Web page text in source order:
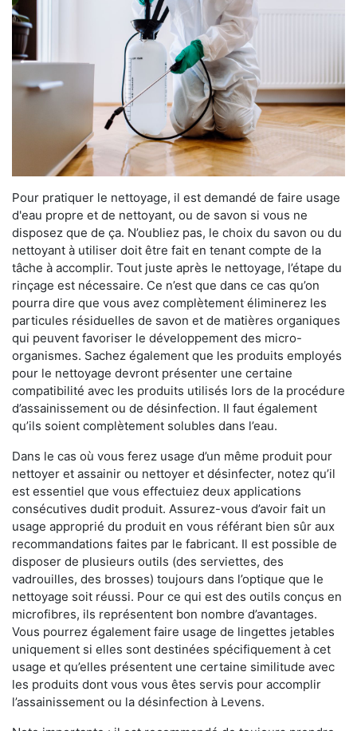
Pour pratiquer le nettoyage, il est demandé de faire usage
d'eau propre et de nettoyant, ou de savon si vous ne
disposez que de ça. N’oubliez pas, le choix du savon ou du
nettoyant à utiliser doit être fait en tenant compte de la
tâche à accomplir. Tout juste après le nettoyage, l’étape du
rinçage est nécessaire. Ce n’est que dans ce cas qu’on
pourra dire que vous avez complètement éliminerez les
particules résiduelles de savon et de matières organiques
qui peuvent favoriser le développement des micro-
organismes. Sachez également que les produits employés
pour le nettoyage devront présenter une certaine
compatibilité avec les produits utilisés lors de la procédure
d’assainissement ou de désinfection. Il faut également
qu’ils soient complètement solubles dans l’eau.
Dans le cas où vous ferez usage d’un même produit pour
nettoyer et assainir ou nettoyer et désinfecter, notez qu’il
est essentiel que vous effectuiez deux applications
consécutives dudit produit. Assurez-vous d’avoir fait un
usage approprié du produit en vous référant bien sûr aux
recommandations faites par le fabricant. Il est possible de
disposer de plusieurs outils (des serviettes, des
vadrouilles, des brosses) toujours dans l’optique que le
nettoyage soit réussi. Pour ce qui est des outils conçus en
microfibres, ils représentent bon nombre d’avantages.
Vous pourrez également faire usage de lingettes jetables
uniquement si elles sont destinées spécifiquement à cet
usage et qu’elles présentent une certaine similitude avec
les produits dont vous vous êtes servis pour accomplir
l’assainissement ou la désinfection à Levens.